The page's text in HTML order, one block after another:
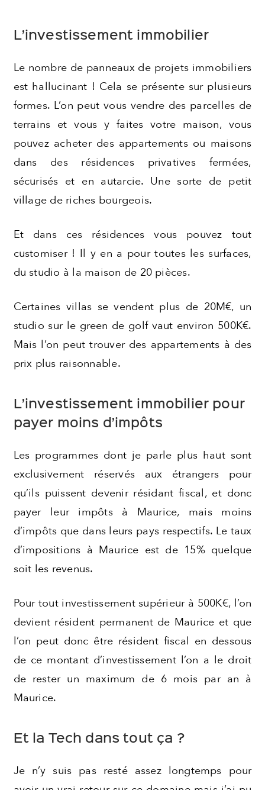
L’investissement immobilier
Le nombre de panneaux de projets immobiliers
est hallucinant ! Cela se présente sur plusieurs
formes. L’on peut vous vendre des parcelles de
terrains et vous y faites votre maison, vous
pouvez acheter des appartements ou maisons
dans des résidences privatives fermées,
sécurisés et en autarcie. Une sorte de petit
village de riches bourgeois.
Et dans ces résidences vous pouvez tout
customiser ! Il y en a pour toutes les surfaces,
du studio à la maison de 20 pièces.
Certaines villas se vendent plus de 20M€, un
studio sur le green de golf vaut environ 500K€.
Mais l’on peut trouver des appartements à des
prix plus raisonnable.
L’investissement immobilier pour
payer moins d’impôts
Les programmes dont je parle plus haut sont
exclusivement réservés aux étrangers pour
qu’ils puissent devenir résidant fiscal, et donc
payer leur impôts à Maurice, mais moins
d’impôts que dans leurs pays respectifs. Le taux
d’impositions à Maurice est de 15% quelque
soit les revenus.
Pour tout investissement supérieur à 500K€, l’on
devient résident permanent de Maurice et que
l’on peut donc être résident fiscal en dessous
de ce montant d’investissement l’on a le droit
de rester un maximum de 6 mois par an à
Maurice.
Et la Tech dans tout ça ?
Je n’y suis pas resté assez longtemps pour